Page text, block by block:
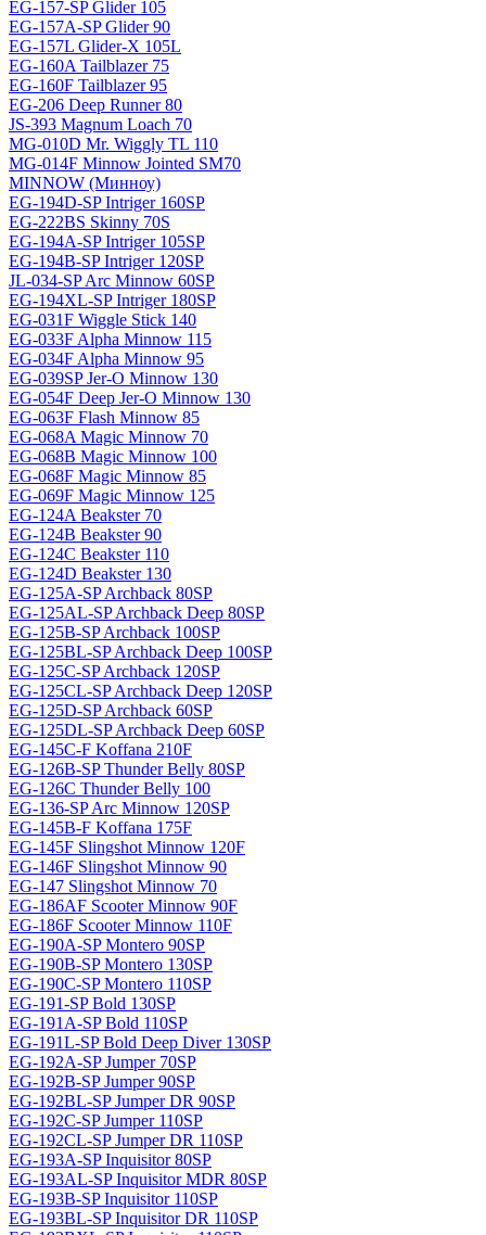
EG-157-SP Glider 105
EG-157A-SP Glider 90
EG-157L Glider-X 105L
EG-160A Tailblazer 75
EG-160F Tailblazer 95
EG-206 Deep Runner 80
JS-393 Magnum Loach 70
MG-010D Mr. Wiggly TL 110
MG-014F Minnow Jointed SM70
MINNOW (Минноу)
EG-194D-SP Intriger 160SP
EG-222BS Skinny 70S
EG-194A-SP Intriger 105SP
EG-194B-SP Intriger 120SP
JL-034-SP Arc Minnow 60SP
EG-194XL-SP Intriger 180SP
EG-031F Wiggle Stick 140
EG-033F Alpha Minnow 115
EG-034F Alpha Minnow 95
EG-039SP Jer-O Minnow 130
EG-054F Deep Jer-O Minnow 130
EG-063F Flash Minnow 85
EG-068A Magic Minnow 70
EG-068B Magic Minnow 100
EG-068F Magic Minnow 85
EG-069F Magiс Minnow 125
EG-124A Beakster 70
EG-124B Beakster 90
EG-124C Beakster 110
EG-124D Beakster 130
EG-125A-SP Archback 80SP
EG-125AL-SP Archback Deep 80SP
EG-125B-SP Archback 100SP
EG-125BL-SP Archback Deep 100SP
EG-125C-SP Archback 120SP
EG-125CL-SP Archback Deep 120SP
EG-125D-SP Archback 60SP
EG-125DL-SP Archback Deep 60SP
EG-145C-F Koffana 210F
EG-126B-SP Thunder Belly 80SP
EG-126C Thunder Belly 100
EG-136-SP Arc Minnow 120SP
EG-145B-F Koffana 175F
EG-145F Slingshot Minnow 120F
EG-146F Slingshot Minnow 90
EG-147 Slingshot Minnow 70
EG-186AF Scooter Minnow 90F
EG-186F Scooter Minnow 110F
EG-190A-SP Montero 90SP
EG-190B-SP Montero 130SP
EG-190C-SP Montero 110SP
EG-191-SP Bold 130SP
EG-191A-SP Bold 110SP
EG-191L-SP Bold Deep Diver 130SP
EG-192A-SP Jumper 70SP
EG-192B-SP Jumper 90SP
EG-192BL-SP Jumper DR 90SP
EG-192C-SP Jumper 110SP
EG-192CL-SP Jumper DR 110SP
EG-193A-SP Inquisitor 80SP
EG-193AL-SP Inquisitor MDR 80SP
EG-193B-SP Inquisitor 110SP
EG-193BL-SP Inquisitor DR 110SP